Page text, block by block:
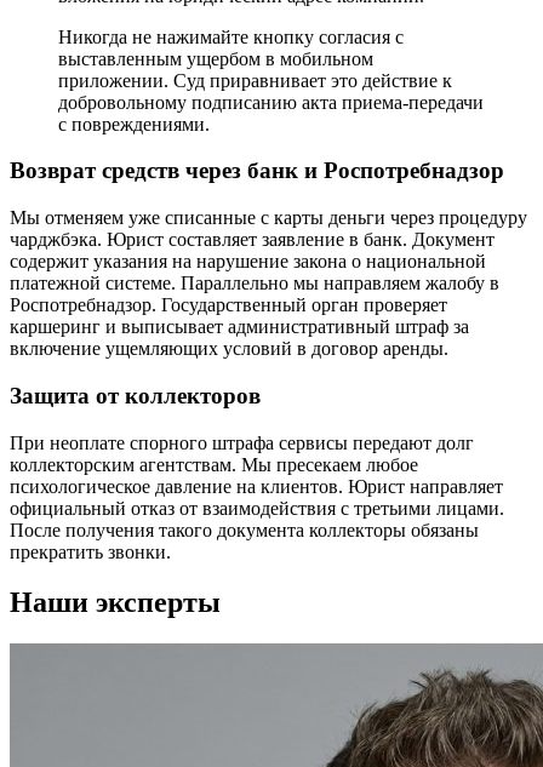
Никогда не нажимайте кнопку согласия с
выставленным ущербом в мобильном
приложении. Суд приравнивает это действие к
добровольному подписанию акта приема-передачи
с повреждениями.
Возврат средств через банк и Роспотребнадзор
Мы отменяем уже списанные с карты деньги через процедуру
чарджбэка. Юрист составляет заявление в банк. Документ
содержит указания на нарушение закона о национальной
платежной системе. Параллельно мы направляем жалобу в
Роспотребнадзор. Государственный орган проверяет
каршеринг и выписывает административный штраф за
включение ущемляющих условий в договор аренды.
Защита от коллекторов
При неоплате спорного штрафа сервисы передают долг
коллекторским агентствам. Мы пресекаем любое
психологическое давление на клиентов. Юрист направляет
официальный отказ от взаимодействия с третьими лицами.
После получения такого документа коллекторы обязаны
прекратить звонки.
Наши эксперты